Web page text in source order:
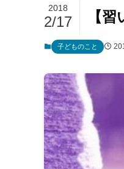
【
2018
2/17
子どものこと